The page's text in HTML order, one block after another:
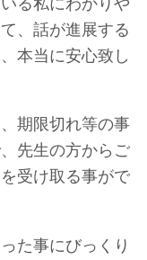
、話が進展する
本当に安心致し
期限切れ等の事
先生の方からご
受け取る事がで
た事にびっくり